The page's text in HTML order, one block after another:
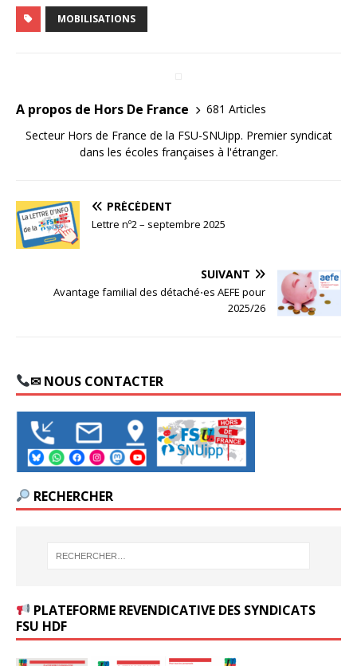
MOBILISATIONS
A propos de Hors De France
681 Articles
Secteur Hors de France de la FSU-SNUipp. Premier syndicat
dans les écoles françaises à l'étranger.
PRÉCÉDENT
Lettre nº2 – septembre 2025
SUIVANT
Avantage familial des détaché⋅es AEFE pour
2025/26
✉ NOUS CONTACTER
RECHERCHER
PLATEFORME REVENDICATIVE DES SYNDICATS
FSU HDF